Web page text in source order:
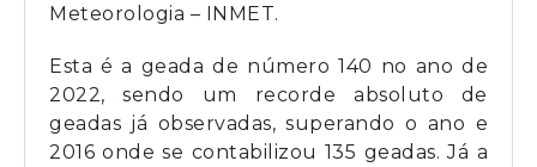
Meteorologia – INMET.
Esta é a geada de número 140 no ano de
2022, sendo um recorde absoluto de
geadas já observadas, superando o ano e
2016 onde se contabilizou 135 geadas. Já a